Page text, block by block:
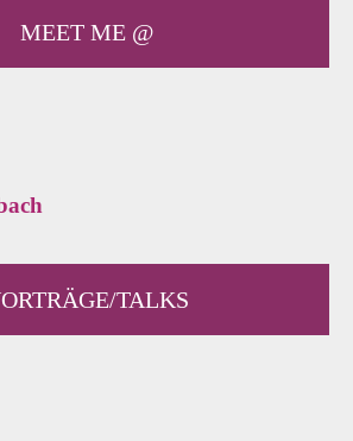
MEET ME @
TALKS